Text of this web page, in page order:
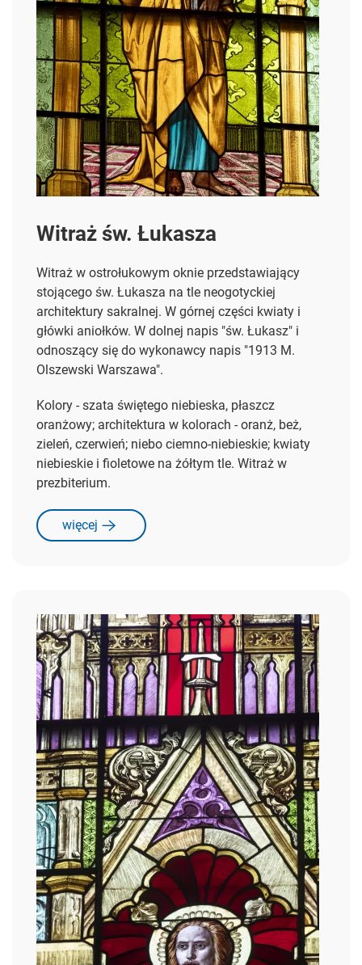
Witraż św. Łukasza
Witraż w ostrołukowym oknie przedstawiający
stojącego św. Łukasza na tle neogotyckiej
architektury sakralnej. W górnej części kwiaty i
główki aniołków. W dolnej napis "św. Łukasz" i
odnoszący się do wykonawcy napis "1913 M.
Olszewski Warszawa".
Kolory - szata świętego niebieska, płaszcz
oranżowy; architektura w kolorach - oranż, beż,
zieleń, czerwień; niebo ciemno-niebieskie; kwiaty
niebieskie i fioletowe na żółtym tle. Witraż w
prezbiterium.
więcej